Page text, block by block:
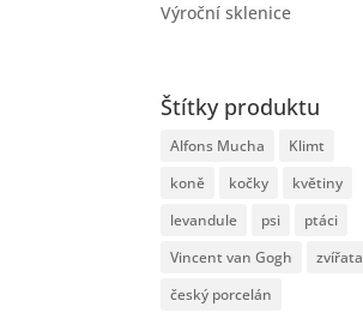
Výroční sklenice
Štítky produktu
Alfons Mucha
Klimt
koně
kočky
květiny
levandule
psi
ptáci
Vincent van Gogh
zvířata
český porcelán